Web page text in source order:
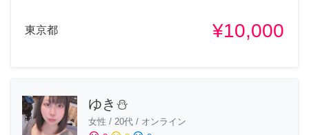
東京都 ¥10,000
ゆき⛄️
女性 / 20代 / オンライン